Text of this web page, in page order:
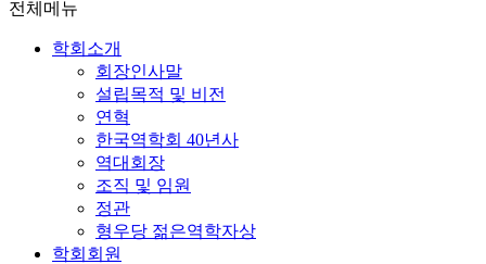
전체메뉴
학회소개
회장인사말
설립목적 및 비전
연혁
한국역학회 40년사
역대회장
조직 및 임원
정관
형우당 젊은역학자상
학회회원